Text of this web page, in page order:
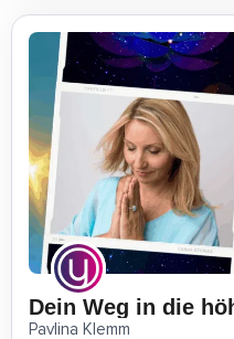
Pavlina Klemm